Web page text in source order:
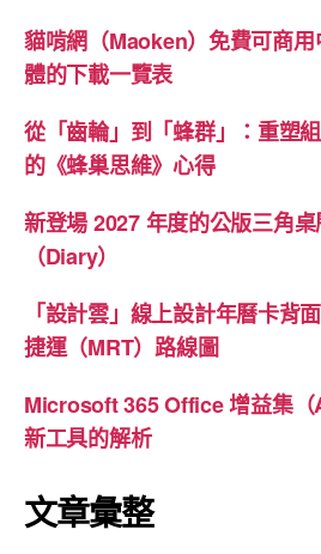
貓啃網（Maoken）免費可商
體的下載一覽表
從「齒輪」到「蜂群」：重塑
的《蜂巢思維》心得
新登場 2027 年度的公版三角
（Diary）
「設計雲」線上設計年曆卡背
捷運（MRT）路線圖
Microsoft 365 Office 增益集
新工具的解析
文章彙整